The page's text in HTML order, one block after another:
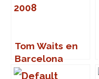
Tom Waits en
Barcelona